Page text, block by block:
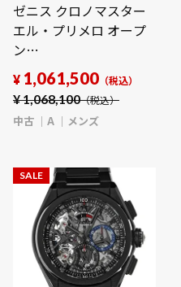
ゼニス クロノマスター
エル・プリメロ オープ
ン
03.3300.3604/69.M3300
シルバーマット メンズ
時計 【中古】
【wristwatch】
¥1,068,100（税込）
¥ 1,061,500 （税込）
中古 A メンズ
SALE